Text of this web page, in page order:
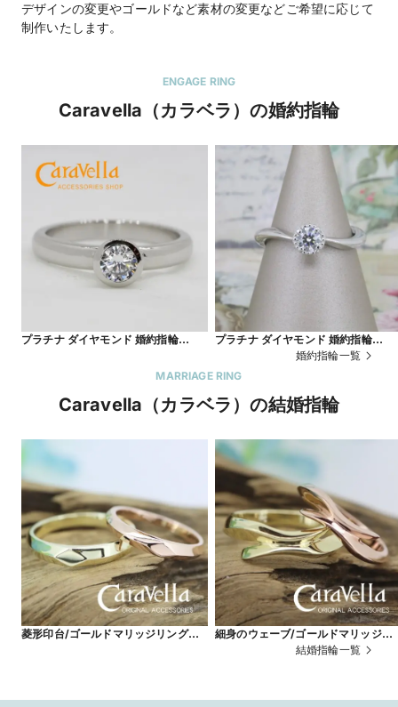
デザインの変更やゴールドなど素材の変更などご希望に応じて
制作いたします。
ENGAGE RING
Caravella（カラベラ）の婚約指輪
プラチナ ダイヤモンド 婚約指輪
プラチナ ダイヤモンド 婚約指輪
5004 フルオーダー可婚約指輪一覧
MARRIAGE RING
Caravella（カラベラ）の結婚指輪
菱形印台/ゴールドマリッジリング
細身のウェーブ/ゴールドマリッジリ
ング ckr−174k10yg+175k10pg
結婚指輪一覧